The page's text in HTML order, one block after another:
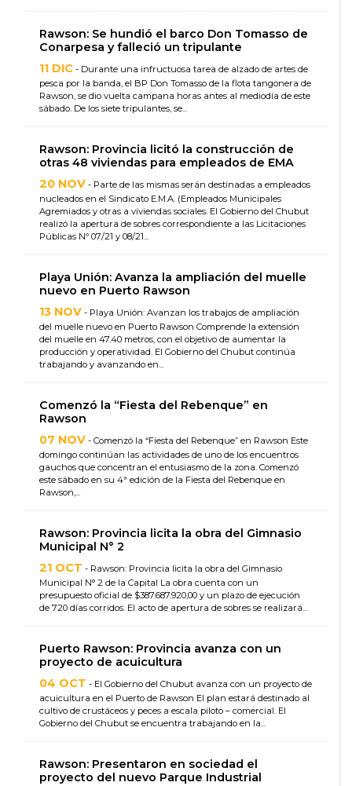
Rawson: Se hundió el barco Don Tomasso de
Conarpesa y falleció un tripulante
11 DIC - Durante una infructuosa tarea de alzado de artes de
pesca por la banda, el BP Don Tomasso de la flota tangonera de
Rawson, se dio vuelta campana horas antes al mediodía de este
sábado. De los siete tripulantes, se...
Rawson: Provincia licitó la construcción de
otras 48 viviendas para empleados de EMA
20 NOV - Parte de las mismas serán destinadas a empleados
nucleados en el Sindicato E.M.A. (Empleados Municipales
Agremiados y otras a viviendas sociales. El Gobierno del Chubut
realizó la apertura de sobres correspondiente a las Licitaciones
Públicas Nº 07/21 y 08/21...
Playa Unión: Avanza la ampliación del muelle
nuevo en Puerto Rawson
13 NOV - Playa Unión: Avanzan los trabajos de ampliación
del muelle nuevo en Puerto Rawson Comprende la extensión
del muelle en 47.40 metros, con el objetivo de aumentar la
producción y operatividad. El Gobierno del Chubut continúa
trabajando y avanzando en...
Comenzó la “Fiesta del Rebenque” en
Rawson
07 NOV - Comenzó la “Fiesta del Rebenque” en Rawson Este
domingo continúan las actividades de uno de los encuentros
gauchos que concentran el entusiasmo de la zona. Comenzó
este sábado en su 4ª edición de la Fiesta del Rebenque en
Rawson,...
Rawson: Provincia licita la obra del Gimnasio
Municipal N° 2
21 OCT - Rawson: Provincia licita la obra del Gimnasio
Municipal N° 2 de la Capital La obra cuenta con un
presupuesto oficial de $387.687.920,00 y un plazo de ejecución
de 720 días corridos. El acto de apertura de sobres se realizará...
Puerto Rawson: Provincia avanza con un
proyecto de acuicultura
04 OCT - El Gobierno del Chubut avanza con un proyecto de
acuicultura en el Puerto de Rawson El plan estará destinado al
cultivo de crustáceos y peces a escala piloto – comercial. El
Gobierno del Chubut se encuentra trabajando en la...
Rawson: Presentaron en sociedad el
proyecto del nuevo Parque Industrial